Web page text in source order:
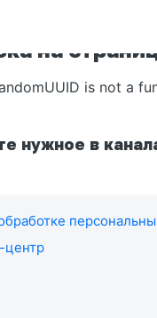
на
is not a
нужное в
центр